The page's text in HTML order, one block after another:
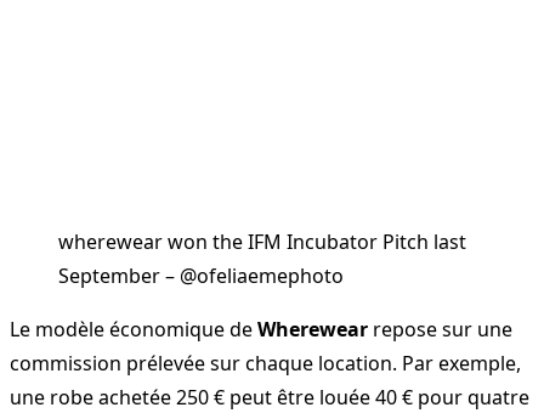
wherewear won the IFM Incubator Pitch last
September – @ofeliaemephoto
Le modèle économique deWherewear repose sur une
commission prélevée sur chaque location. Par exemple,
une robe achetée 250 € peut être louée 40 € pour quatre